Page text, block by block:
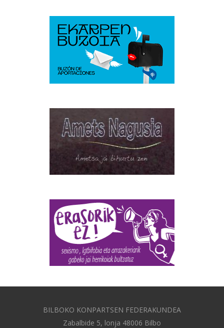
BILBOKO KONPARTSEN FEDERAKUNDEA
Zabalbide 5, lonja 48006 Bilbo